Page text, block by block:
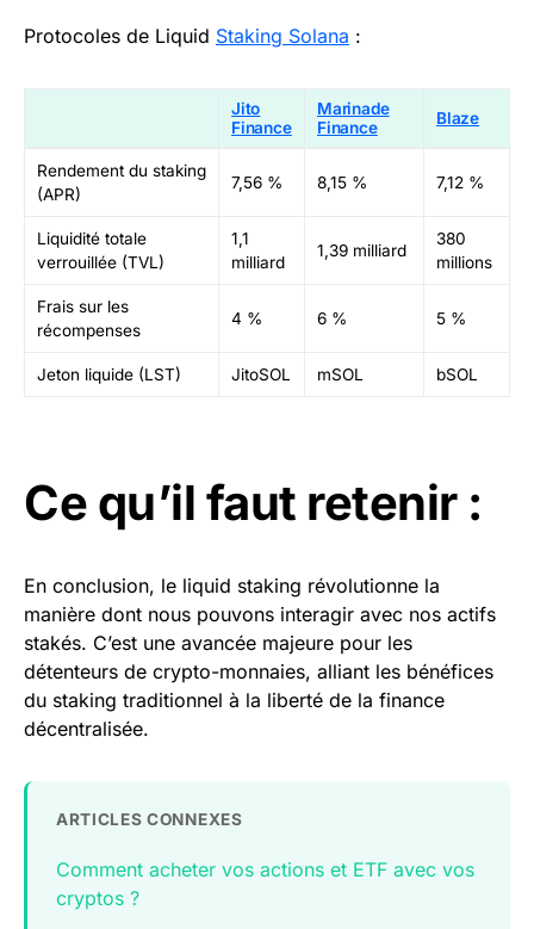
Protocoles de Liquid Staking Solana :
Jito
Finance
Marinade
Finance
Blaze
Rendement du staking
(APR)
7,56 % 8,15 % 7,12 %
Liquidité totale
verrouillée (TVL)
1,1
milliard
1,39 milliard
380
millions
Frais sur les
récompenses
4 % 6 % 5 %
Jeton liquide (LST) JitoSOL mSOL bSOL
Ce qu’il faut retenir :
En conclusion, le liquid staking révolutionne la
manière dont nous pouvons interagir avec nos actifs
stakés. C’est une avancée majeure pour les
détenteurs de crypto-monnaies, alliant les bénéfices
du staking traditionnel à la liberté de la finance
décentralisée.
ARTICLES CONNEXES
Comment acheter vos actions et ETF avec vos
cryptos ?